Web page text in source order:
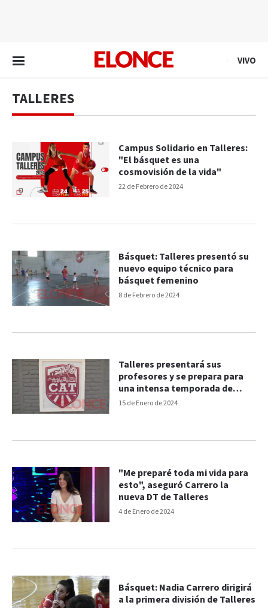
VIVO
TALLERES
22 de Febrero de 2024
Campus Solidario en Talleres:
"El básquet es una
cosmovisión de la vida"
8 de Febrero de 2024
Básquet: Talleres presentó su
nuevo equipo técnico para
básquet femenino
15 de Enero de 2024
Talleres presentará sus
profesores y se prepara para
una intensa temporada de
hockey sobre césped
4 de Enero de 2024
"Me preparé toda mi vida para
esto", aseguró Carrero la
nueva DT de Talleres
Básquet: Nadia Carrero dirigirá
a la primera división de Talleres